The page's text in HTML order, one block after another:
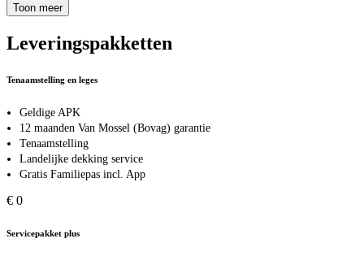
Toon meer
Leveringspakketten
Tenaamstelling en leges
Geldige APK
12 maanden Van Mossel (Bovag) garantie
Tenaamstelling
Landelijke dekking service
Gratis Familiepas incl. App
€ 0
Servicepakket plus